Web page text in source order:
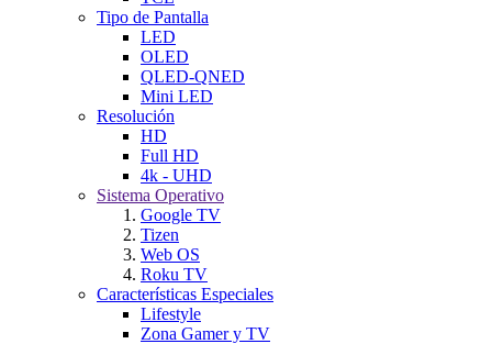
Tipo de Pantalla
LED
OLED
QLED-QNED
Mini LED
Resolución
HD
Full HD
4k - UHD
Sistema Operativo
Google TV
Tizen
Web OS
Roku TV
Características Especiales
Lifestyle
Zona Gamer y TV